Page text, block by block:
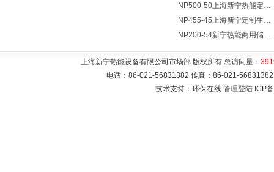
NP500-50上海新宁热能定制各式不锈钢水箱容器
NP455-45上海新宁定制生产各式不锈钢容器
NP200-54新宁热能商用储水式电热水器V=200升N=54千瓦
上海新宁热能设备有限公司市场部 版权所有 总访问量：
电话：86-021-56831382 传真：86-021-
技术支持：环保在线 管理登陆 ICP